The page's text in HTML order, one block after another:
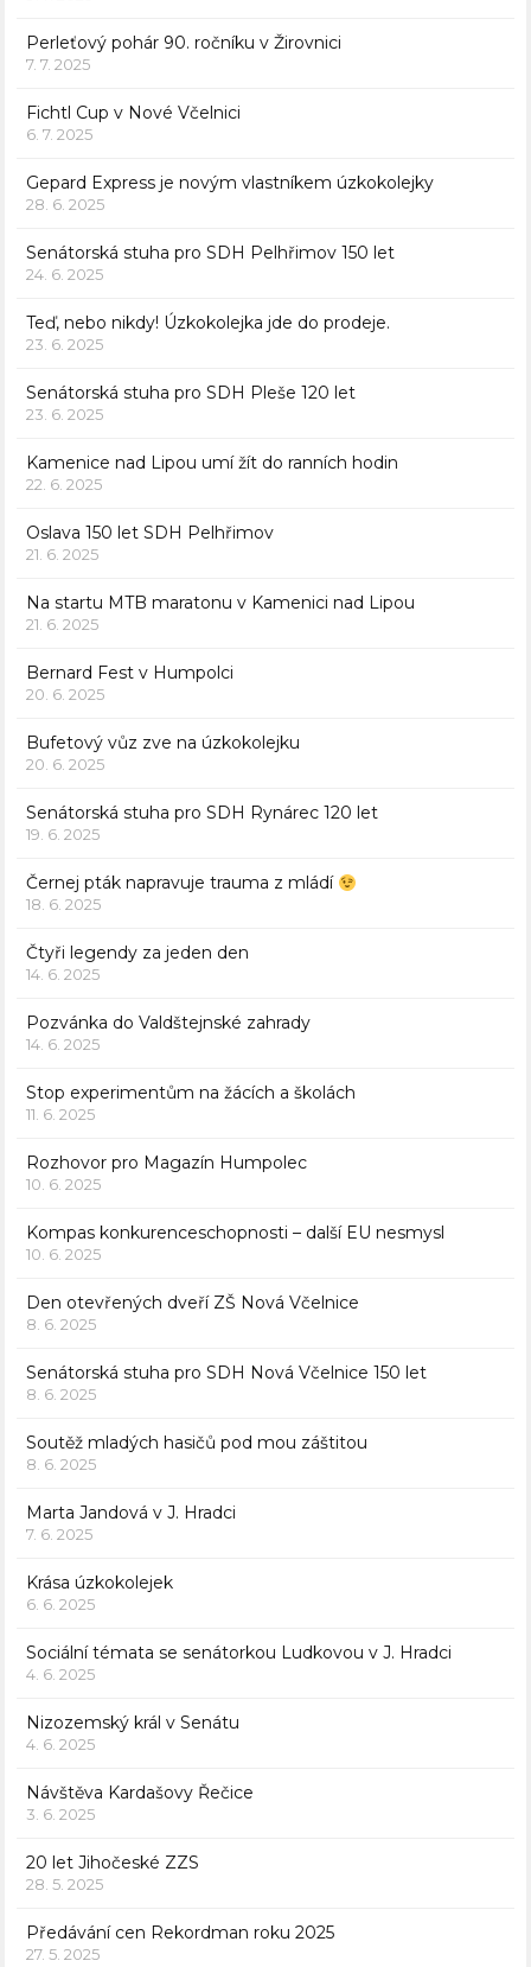
Perleťový pohár 90. ročníku v Žirovnici
7. 7. 2025
Fichtl Cup v Nové Včelnici
6. 7. 2025
Gepard Express je novým vlastníkem úzkokolejky
28. 6. 2025
Senátorská stuha pro SDH Pelhřimov 150 let
24. 6. 2025
Teď, nebo nikdy! Úzkokolejka jde do prodeje.
23. 6. 2025
Senátorská stuha pro SDH Pleše 120 let
23. 6. 2025
Kamenice nad Lipou umí žít do ranních hodin
22. 6. 2025
Oslava 150 let SDH Pelhřimov
21. 6. 2025
Na startu MTB maratonu v Kamenici nad Lipou
21. 6. 2025
Bernard Fest v Humpolci
20. 6. 2025
Bufetový vůz zve na úzkokolejku
20. 6. 2025
Senátorská stuha pro SDH Rynárec 120 let
19. 6. 2025
Černej pták napravuje trauma z mládí
18. 6. 2025
Čtyři legendy za jeden den
14. 6. 2025
Pozvánka do Valdštejnské zahrady
14. 6. 2025
Stop experimentům na žácích a školách
11. 6. 2025
Rozhovor pro Magazín Humpolec
10. 6. 2025
Kompas konkurenceschopnosti – další EU nesmysl
10. 6. 2025
Den otevřených dveří ZŠ Nová Včelnice
8. 6. 2025
Senátorská stuha pro SDH Nová Včelnice 150 let
8. 6. 2025
Soutěž mladých hasičů pod mou záštitou
8. 6. 2025
Marta Jandová v J. Hradci
7. 6. 2025
Krása úzkokolejek
6. 6. 2025
Sociální témata se senátorkou Ludkovou v J. Hradci
4. 6. 2025
Nizozemský král v Senátu
4. 6. 2025
Návštěva Kardašovy Řečice
3. 6. 2025
20 let Jihočeské ZZS
28. 5. 2025
Předávání cen Rekordman roku 2025
27. 5. 2025